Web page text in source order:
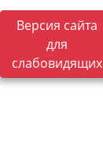
Версия сайта
для
слабовидящих